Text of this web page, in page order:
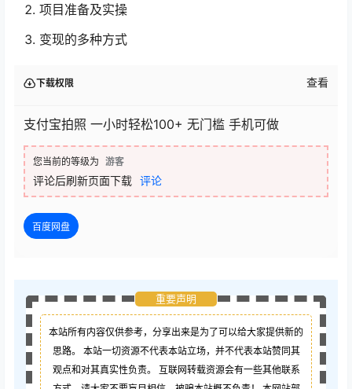
项目准备及实操
变现的多种方式
下载权限 查看
支付宝拍照 一小时轻松100+ 无门槛 手机可做
您当前的等级为 游客
评论后刷新页面下载 评论
百度网盘
重要声明
本站所有内容仅供参考，分享出来是为了可以给大家提供新的
思路。 本站一切资源不代表本站立场，并不代表本站赞同其
观点和对其真实性负责。 互联网转载资源会有一些其他联系